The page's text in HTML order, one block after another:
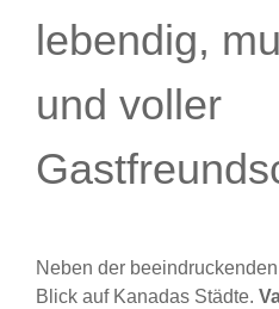
lebendig,
und voller
Neben der
Blick auf Kanadas Städte.